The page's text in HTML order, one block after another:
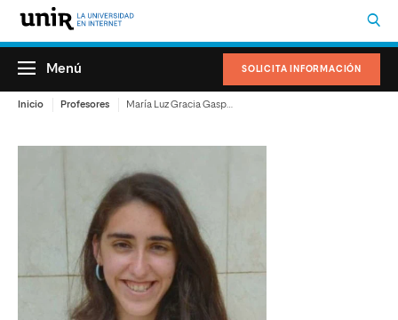
SOLICITA INFORMACIÓN
Menú
Inicio Profesores